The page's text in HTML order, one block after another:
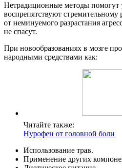
Нетрадиционные методы помогут
воспрепятствуют стремительному
от неминуемого разрастания
не спасут.
При новообразованиях в мозге
народными средствами как:
Читайте также:
Нурофен от головной боли
Использование трав.
Применение других